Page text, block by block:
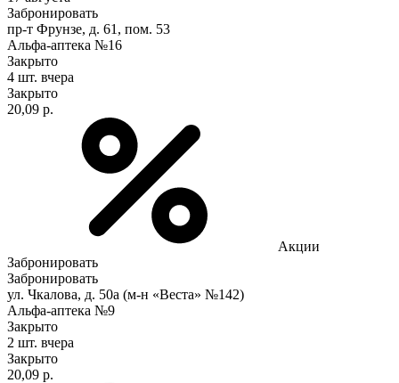
Забронировать
пр-т Фрунзе, д. 61, пом. 53
Альфа-аптека №16
Закрыто
4 шт. вчера
Закрыто
20,09 р.
Акции
Забронировать
Забронировать
ул. Чкалова, д. 50а (м-н «Веста» №142)
Альфа-аптека №9
Закрыто
2 шт. вчера
Закрыто
20,09 р.